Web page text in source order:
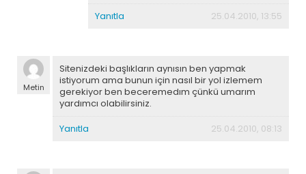
Yanıtla
25.04.2010, 13:55
Metin
Sitenizdeki başlıkların aynısın ben yapmak
istiyorum ama bunun için nasıl bir yol izlemem
gerekiyor ben beceremedım çünkü umarım
yardımcı olabilirsiniz.
Yanıtla
25.04.2010, 08:13